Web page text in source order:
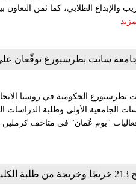
والإبداع الطلابي، كما ثمن
سانت بطرسبورغ توقّعان على
الحكومية في روسيا
الجامعية الأولى وطلبة
"يوم عُمان" في متاحف
صلالة